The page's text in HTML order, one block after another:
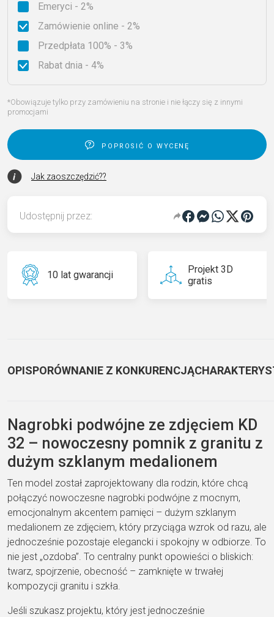
Emeryci - 2%
Zamówienie online - 2%
Przedpłata 100% - 3%
Rabat dnia - 4%
*Obowiązuje tylko przy zamówieniu na stronie i nie łączy się z innymi
promocjami
poprosić o wycenę
Jak zaoszczędzić??
Udostępnij przez:
10 lat gwarancji
Projekt 3D
gratis
OPISPORÓWNANIE Z KONKURENCJĄ
Nagrobki podwójne ze zdjęciem KD
32 – nowoczesny pomnik z granitu z
dużym szklanym medalionem
Ten model został zaprojektowany dla rodzin, które chcą
połączyć nowoczesne nagrobki podwójne z mocnym,
emocjonalnym akcentem pamięci – dużym szklanym
medalionem ze zdjęciem, który przyciąga wzrok od razu, ale
jednocześnie pozostaje elegancki i spokojny w odbiorze. To
nie jest „ozdoba”. To centralny punkt opowieści o bliskich:
twarz, spojrzenie, obecność – zamknięte w trwałej
kompozycji granitu i szkła.
Jeśli szukasz projektu, który jest jednocześnie